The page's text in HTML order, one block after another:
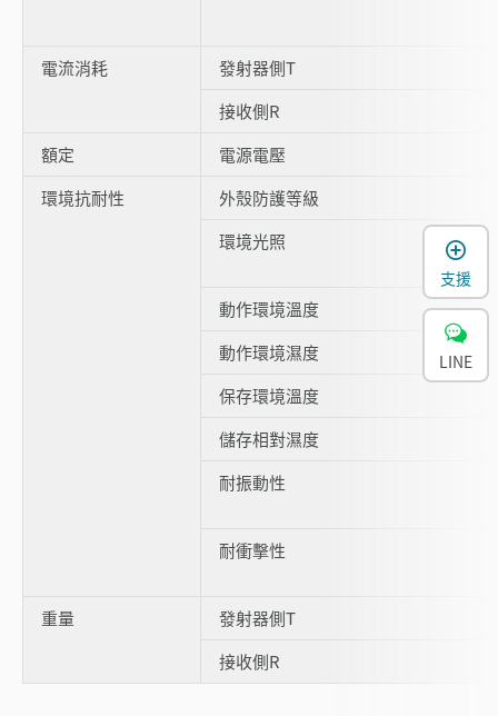
電流消耗
發射器側T
接收側R
額定
電源電壓
環境抗耐性
外殼防護等級
環境光照
動作環境溫度
動作環境濕度
保存環境溫度
儲存相對濕度
耐振動性
耐衝擊性
重量
發射器側T
接收側R
支援
LINE